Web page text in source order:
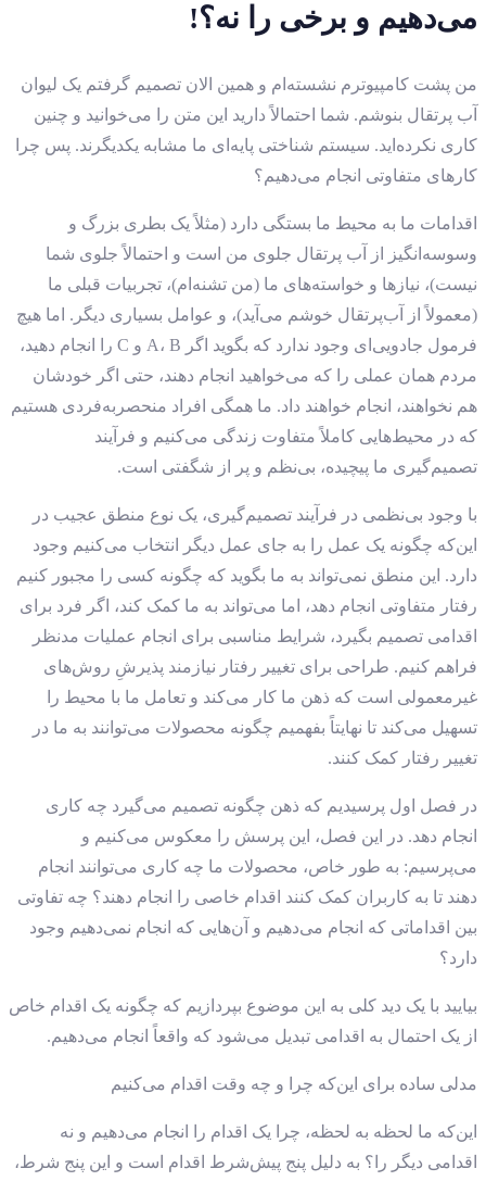
می‌دهیم و برخی را نه؟!
من پشت کامپیوترم نشسته‌ام و همین ‌الان تصمیم گرفتم یک لیوان
آب ‌پرتقال بنوشم. شما احتمالاً دارید این متن را می‌خوانید و چنین
کاری نکرده‌اید. سیستم شناختی پایه‌ای ما مشابه یکدیگرند. پس چرا
کارهای متفاوتی انجام می‌دهیم؟
اقدامات ما به محیط ما بستگی دارد (مثلاً یک بطری بزرگ و
وسوسه‌انگیز از آب‌ پرتقال جلوی من است و احتمالاً جلوی شما
نیست)، نیازها و خواسته‌های ما (من تشنه‌ام)، تجربیات قبلی ما
(معمولاً از آب‌پرتقال خوشم می‌آید)، و عوامل بسیاری دیگر. اما هیچ
فرمول جادویی‌ای وجود ندارد که بگوید اگر A، B و C را انجام دهید،
مردم همان عملی را که می‌خواهید انجام دهند، حتی اگر خودشان
هم نخواهند، انجام خواهند داد. ما همگی افراد منحصربه‌فردی هستیم
که در محیط‌هایی کاملاً متفاوت زندگی می‌کنیم و فرآیند
تصمیم‌گیری ما پیچیده، بی‌نظم و پر از شگفتی است.
با وجود بی‌نظمی در فرآیند تصمیم‌گیری، یک نوع منطق عجیب در
این‌که چگونه یک عمل را به ‌جای عمل دیگر انتخاب می‌کنیم وجود
دارد. این منطق نمی‌تواند به ما بگوید که چگونه کسی را مجبور کنیم
رفتار متفاوتی انجام دهد، اما می‌تواند به ما کمک کند، اگر فرد برای
اقدامی تصمیم بگیرد، شرایط مناسبی برای انجام عملیات مدنظر
فراهم کنیم. طراحی برای تغییر رفتار نیازمند پذیرشِ روش‌های
غیرمعمولی است که ذهن ما کار می‌کند و تعامل ما با محیط را
تسهیل می‌کند تا نهایتاً بفهمیم چگونه محصولات می‌توانند به ما در
تغییر رفتار کمک کنند.
در فصل اول پرسیدیم که ذهن چگونه تصمیم می‌گیرد چه کاری
انجام دهد. در این فصل، این پرسش را معکوس می‌کنیم و
می‌پرسیم: به طور خاص، محصولات ما چه کاری می‌توانند انجام
دهند تا به کاربران کمک کنند اقدام خاصی را انجام دهند؟ چه تفاوتی
بین اقداماتی که انجام می‌دهیم و آن‌هایی که انجام نمی‌دهیم وجود
دارد؟
بیایید با یک دید کلی به این موضوع بپردازیم که چگونه یک اقدام خاص
از یک احتمال به اقدامی تبدیل می‌شود که واقعاً انجام می‌دهیم.
مدلی ساده برای این‌که چرا و چه وقت اقدام می‌کنیم
این‌که ما لحظه ‌به ‌لحظه، چرا یک اقدام را انجام می‌دهیم و نه
اقدامی دیگر را؟ به دلیل پنج پیش‌شرط اقدام است و این پنج شرط،